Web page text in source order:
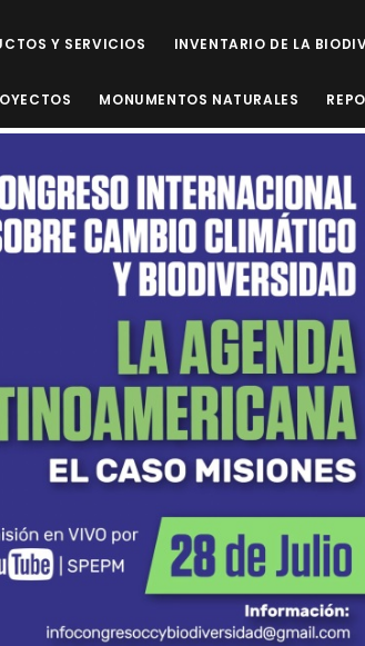
Y SERVICIOS INVENTARIO DE LA
MONUMENTOS NATURALES